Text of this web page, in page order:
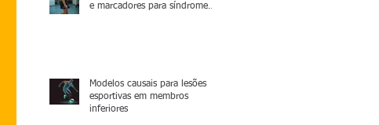
e marcadores para síndrome
Modelos causais para lesões
esportivas em membros
inferiores